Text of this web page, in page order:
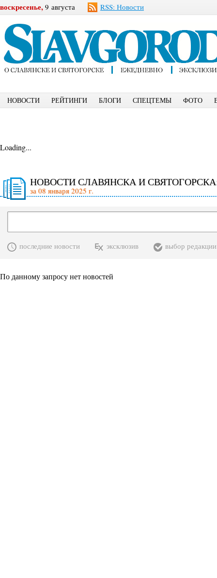
воскресенье, 9 августа RSS: Новости
НОВОСТИ РЕЙТИНГИ БЛОГИ СПЕЦТЕМЫ ФОТО
Loading...
НОВОСТИ СЛАВЯНСКА И
за 08 января 2025 г.
последние новости эксклюзив выбор редакции
По данному запросу нет новостей